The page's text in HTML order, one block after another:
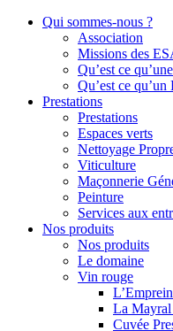
Qui sommes-nous ?
Association
Missions des
Qu’est ce
Qu’est ce qu’un
Prestations
Prestations
Espaces verts
Nettoyage
Viticulture
Maçonnerie
Peinture
Services aux
Nos produits
Nos produits
Le domaine
Vin rouge
La Mayral
Cuvée